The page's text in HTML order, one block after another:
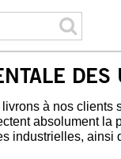
DES
à nos clients
absolument la
industrielles, ainsi